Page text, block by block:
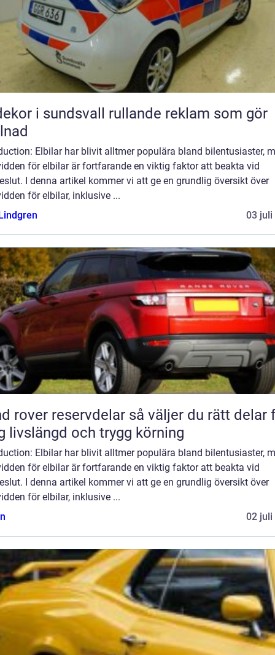
sundsvall rullande reklam som gör
Elbilar har blivit alltmer populära bland bilentusiaster,
för elbilar är fortfarande en viktig faktor att beakta vid
I denna artikel kommer vi att ge en grundlig översikt över
för elbilar, inklusive ...
03 juli
reservdelar så väljer du rätt delar för
livslängd och trygg körning
Elbilar har blivit alltmer populära bland bilentusiaster,
för elbilar är fortfarande en viktig faktor att beakta vid
I denna artikel kommer vi att ge en grundlig översikt över
för elbilar, inklusive ...
02 juli